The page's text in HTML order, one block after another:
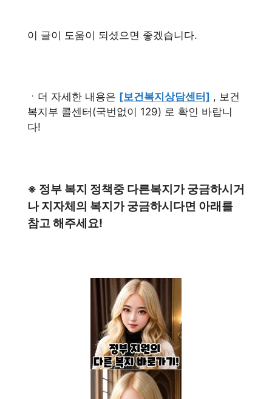
이 글이 도움이 되셨으면 좋겠습니다.
ㆍ더 자세한 내용은 [보건복지상담센터] , 보건
복지부 콜센터(국번없이 129) 로 확인 바랍니
다!
※ 정부 복지 정책중 다른복지가 궁금하시거
나 지자체의 복지가 궁금하시다면 아래를
참고 해주세요!